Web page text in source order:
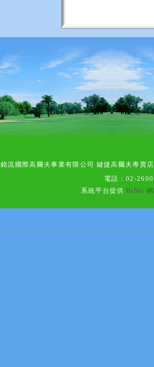
銘流國際高爾夫事業有限公司 鍵捷高爾夫專賣店
電話： 02-
系統平台提供HiNet 網